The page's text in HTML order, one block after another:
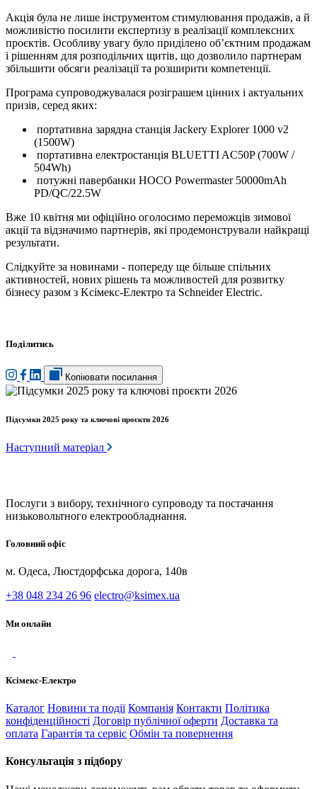
Акція була не лише інструментом стимулювання продажів, а й
можливістю посилити експертизу в реалізації комплексних
проєктів. Особливу увагу було приділено об’єктним продажам
і рішенням для розподільчих щитів, що дозволило партнерам
збільшити обсяги реалізації та розширити компетенції.
Програма супроводжувалася розіграшем цінних і актуальних
призів, серед яких:
портативна зарядна станція Jackery Explorer 1000 v2
(1500W)
портативна електростанція BLUETTI AC50P (700W /
504Wh)
потужні павербанки HOCO Powermaster 50000mAh
PD/QC/22.5W
Вже 10 квітня ми офіційно оголосимо переможців зимової
акції та відзначимо партнерів, які продемонстрували найкращі
результати.
Слідкуйте за новинами - попереду ще більше спільних
активностей, нових рішень та можливостей для розвитку
бізнесу разом з Kcімекс-Електро та Schneider Electric.
Поділитись
Копіювати посилання
Підсумки 2025 року та ключові проєкти 2026
Наступний матеріал
Послуги з вибору, технічного супроводу та постачання
низьковольтного електрообладнання.
Головний офіс
м. Одеса, Люстдорфська дорога, 140в
+38 048 234 26 96 electro@ksimex.ua
Ми онлайн
Ксімекс-Електро
Каталог Новини та події Компанія Контакти Політика
конфіденційності Договір публічної оферти Доставка та
оплата Гарантія та сервіс Обмін та повернення
Консультація з підбору